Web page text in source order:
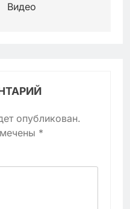
Видео
опубликован.
*